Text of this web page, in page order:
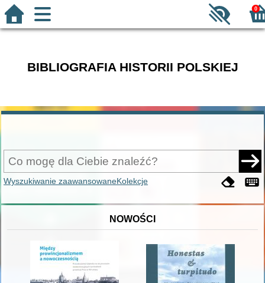
0
BIBLIOGRAFIA HISTORII POLSKIEJ
Wyszukiwanie zaawansowaneKolekcje
NOWOŚCI